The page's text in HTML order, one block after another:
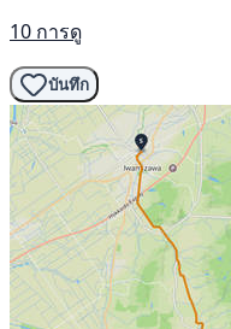
10 การดู
บันทึก